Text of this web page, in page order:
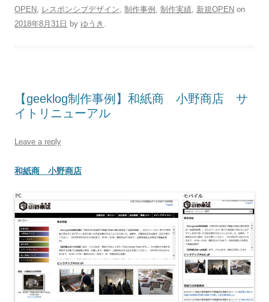
OPEN
レスポンシブデザイン 制作事例 制作実績 新規OPEN on
2018年8月31日 by ゆうき
【geeklog制作事例】和紙商 小野商店 サ
イトリニューアル
Leave a reply
和紙商 小野商店